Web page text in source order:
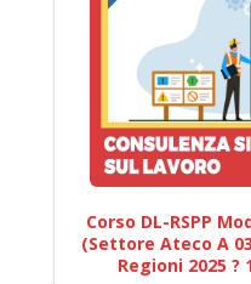
Corso DL-RSPP
(Settore Ateco A
Regioni 2025